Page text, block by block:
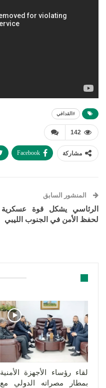
#القدافي
142
مشاركة Facebook
المنشور السابق
الرئاسي يشكل قوة عسكرية
لحفظ الأمن في الجنوب الليبي
لقاء رؤساء الأجهزة الأمنية
بمطار مصراته الدولي مع